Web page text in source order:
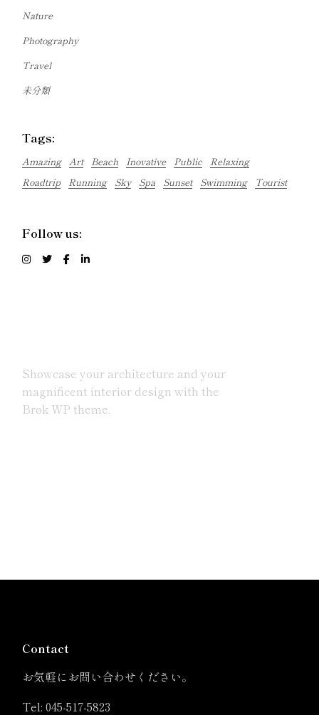
Nature
Photography
Travel
未分類
Tags:
Amazing Art Beach Inovative Public
Relaxing
Roadtrip
Running Sky Spa Sunset Swimming Tourist
Follow us:
Showcase your architecture and your
magnificent interior design with the
Brøk WP theme.
Contact
お気軽にお問い合わせください。
Tel:045-517-5823